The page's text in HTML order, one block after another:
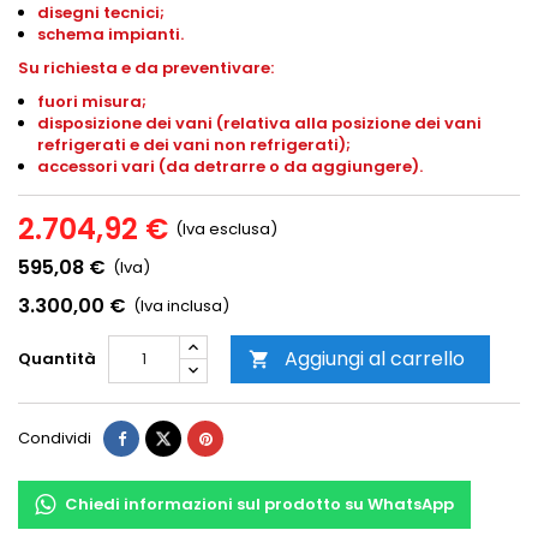
disegni tecnici;
schema impianti.
Su richiesta e da preventivare:
fuori misura;
disposizione dei vani (relativa alla posizione dei vani
refrigerati e dei vani non refrigerati);
accessori vari (da detrarre o da aggiungere).
2.704,92 € (Iva esclusa)
595,08 € (Iva)
3.300,00 € (Iva inclusa)
Quantità  Aggiungi al carrello
Condividi
Chiedi informazioni sul prodotto su WhatsApp